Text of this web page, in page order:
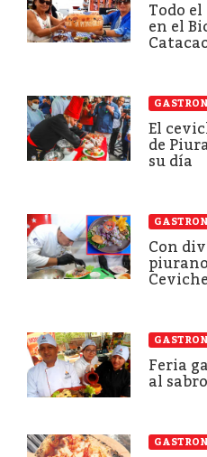
Todo
en el
El
de
su día
Con
Ceviche
Feria
al